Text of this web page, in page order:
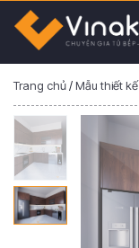
Trang chủ/Mẫu thiết kế